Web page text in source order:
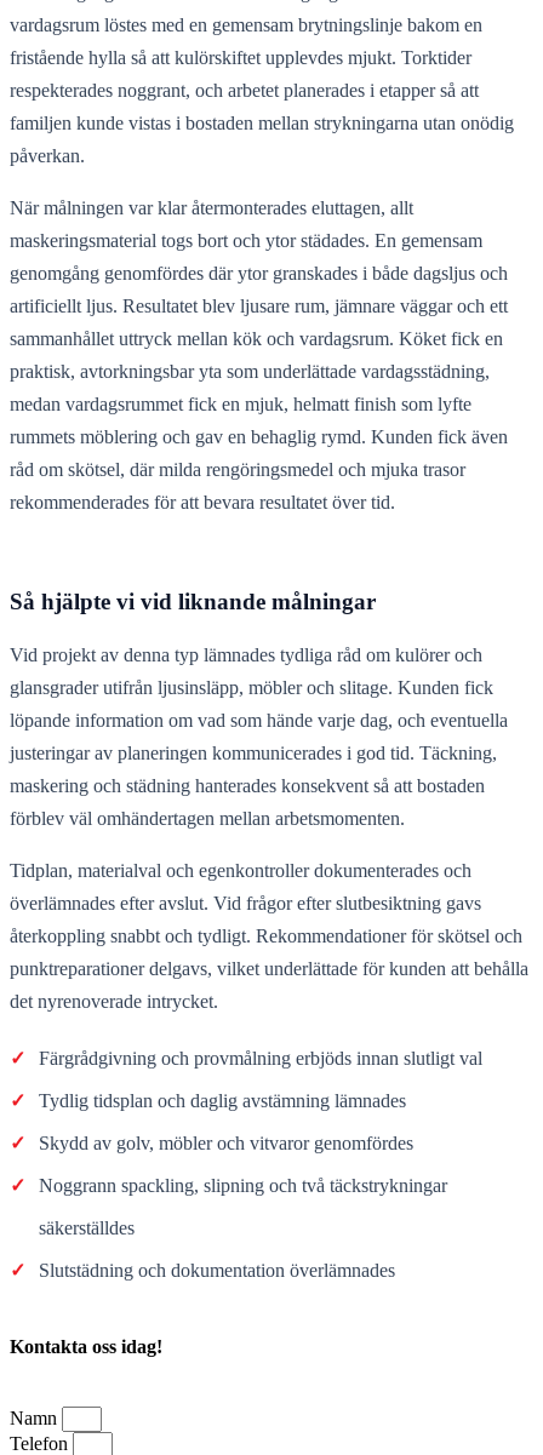
vardagsrum löstes med en gemensam brytningslinje bakom en
fristående hylla så att kulörskiftet upplevdes mjukt. Torktider
respekterades noggrant, och arbetet planerades i etapper så att
familjen kunde vistas i bostaden mellan strykningarna utan onödig
påverkan.
När målningen var klar återmonterades eluttagen, allt
maskeringsmaterial togs bort och ytor städades. En gemensam
genomgång genomfördes där ytor granskades i både dagsljus och
artificiellt ljus. Resultatet blev ljusare rum, jämnare väggar och ett
sammanhållet uttryck mellan kök och vardagsrum. Köket fick en
praktisk, avtorkningsbar yta som underlättade vardagsstädning,
medan vardagsrummet fick en mjuk, helmatt finish som lyfte
rummets möblering och gav en behaglig rymd. Kunden fick även
råd om skötsel, där milda rengöringsmedel och mjuka trasor
rekommenderades för att bevara resultatet över tid.
Så hjälpte vi vid liknande målningar
Vid projekt av denna typ lämnades tydliga råd om kulörer och
glansgrader utifrån ljusinsläpp, möbler och slitage. Kunden fick
löpande information om vad som hände varje dag, och eventuella
justeringar av planeringen kommunicerades i god tid. Täckning,
maskering och städning hanterades konsekvent så att bostaden
förblev väl omhändertagen mellan arbetsmomenten.
Tidplan, materialval och egenkontroller dokumenterades och
överlämnades efter avslut. Vid frågor efter slutbesiktning gavs
återkoppling snabbt och tydligt. Rekommendationer för skötsel och
punktreparationer delgavs, vilket underlättade för kunden att behålla
det nyrenoverade intrycket.
✓ Färgrådgivning och provmålning erbjöds innan slutligt val
✓ Tydlig tidsplan och daglig avstämning lämnades
✓ Skydd av golv, möbler och vitvaror genomfördes
✓ Noggrann spackling, slipning och två täckstrykningar
säkerställdes
✓ Slutstädning och dokumentation överlämnades
Kontakta oss idag!
Namn
Telefon